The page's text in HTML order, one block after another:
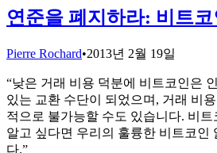
연준을 폐지하라: 비트
Pierre Rochard•2013년 2월 19일
“낮은 거래 비용 덕분에 비트코인은
있는 교환 수단이 되었으며, 거래 비
적으로 불가능할 수도 있습니다. 비트
알고 싶다면 우리의 훌륭한 비트코인
다.”